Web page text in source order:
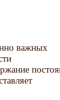
важных